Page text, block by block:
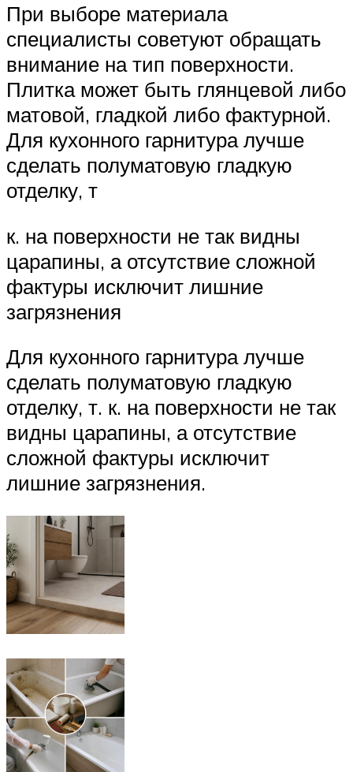
При выборе материала
специалисты советуют обращать
внимание на тип поверхности.
Плитка может быть глянцевой либо
матовой, гладкой либо фактурной.
Для кухонного гарнитура лучше
сделать полуматовую гладкую
отделку, т
к. на поверхности не так видны
царапины, а отсутствие сложной
фактуры исключит лишние
загрязнения
Для кухонного гарнитура лучше
сделать полуматовую гладкую
отделку, т. к. на поверхности не так
видны царапины, а отсутствие
сложной фактуры исключит
лишние загрязнения.